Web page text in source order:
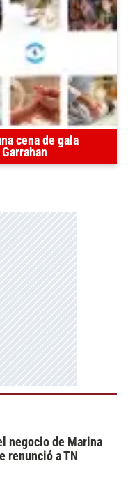
cena de gala
negocio de Marina
renunció a TN